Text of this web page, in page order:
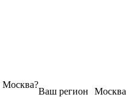
Москва
Ваш регион
Москва?